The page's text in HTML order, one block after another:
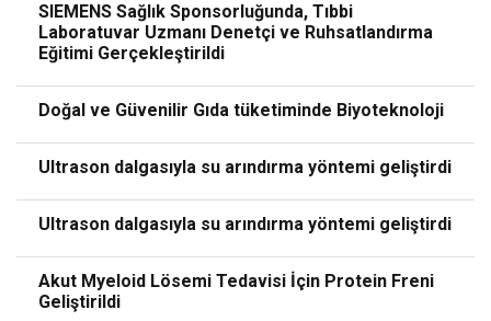
SIEMENS Sağlık Sponsorluğunda, Tıbbi
Laboratuvar Uzmanı Denetçi ve Ruhsatlandırma
Eğitimi Gerçekleştirildi
Doğal ve Güvenilir Gıda tüketiminde Biyoteknoloji
Ultrason dalgasıyla su arındırma yöntemi geliştirdi
Ultrason dalgasıyla su arındırma yöntemi geliştirdi
Akut Myeloid Lösemi Tedavisi İçin Protein Freni
Geliştirildi